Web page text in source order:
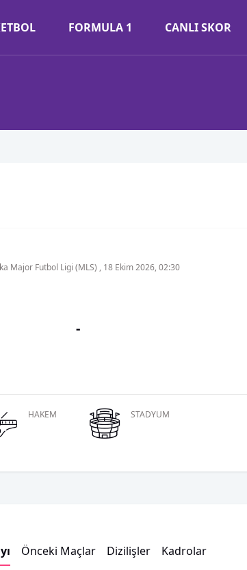
FORMULA 1 CANLI SKOR
Major Futbol Ligi (MLS) , 18 Ekim 2026, 02:30
-
HAKEM STADYUM
Önceki Maçlar Dizilişler Kadrolar